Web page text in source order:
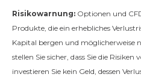
Risikowarnung: Optionen und
Produkte, die ein erhebliches
Kapital bergen und möglicherweise
stellen Sie sicher, dass Sie die
investieren Sie kein Geld, dessen